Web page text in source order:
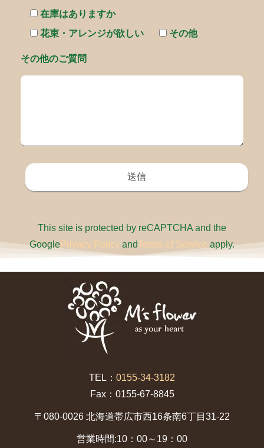
在庫はありますか
花束・アレンジが欲しい
その他
その他のご質問
This site is protected by reCAPTCHA and the
GooglePrivacy Policy andTerms of Service apply.
TEL： 0155-34-3182
Fax：0155-67-8845
〒080-0026 北海道帯広市西16条南6丁目31-22
営業時間:10：00～19：00